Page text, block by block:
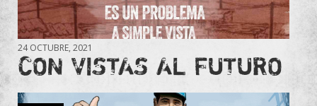
24 OCTUBRE, 2021
CON VISTAS AL FUTURO